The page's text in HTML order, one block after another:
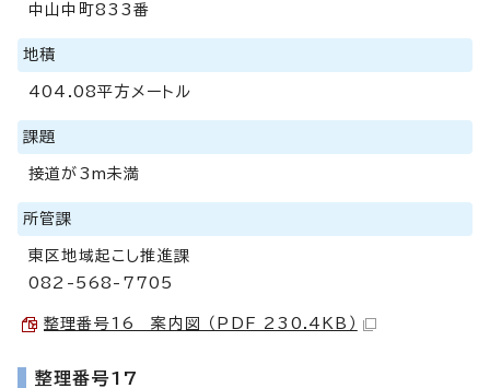
中山中町833番
地積
404.08平方メートル
課題
接道が3m未満
所管課
東区地域起こし推進課
082-568-7705
整理番号16 案内図 （PDF 230.4KB）
整理番号17